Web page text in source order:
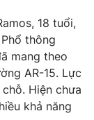
18 tuổi,
thông
mang theo
AR-15. Lực
Hiện chưa
khả năng